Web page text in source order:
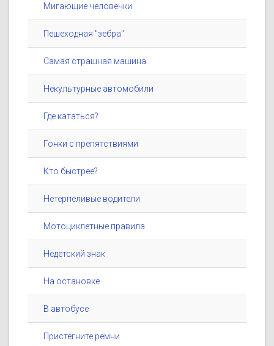
Мигающие человечки
Пешеходная "зебра"
Самая страшная машина
Некультурные автомобили
Где кататься?
Гонки с препятствиями
Кто быстрее?
Нетерпеливые водители
Мотоциклетные правила
Недетский знак
На остановке
В автобусе
Пристегните ремни